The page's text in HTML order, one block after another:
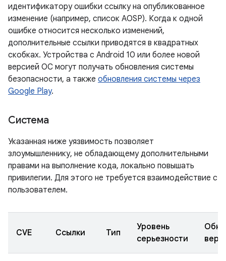
идентификатору ошибки ссылку на опубликованное
изменение (например, список AOSP). Когда к одной
ошибке относится несколько изменений,
дополнительные ссылки приводятся в квадратных
скобках. Устройства с Android 10 или более новой
версией ОС могут получать обновления системы
безопасности, а также обновления системы через
Google Play.
Система
Указанная ниже уязвимость позволяет
злоумышленнику, не обладающему дополнительными
правами на выполнение кода, локально повышать
привилегии. Для этого не требуется взаимодействие с
пользователем.
CVE Ссылки Тип
Уровень
серьезности